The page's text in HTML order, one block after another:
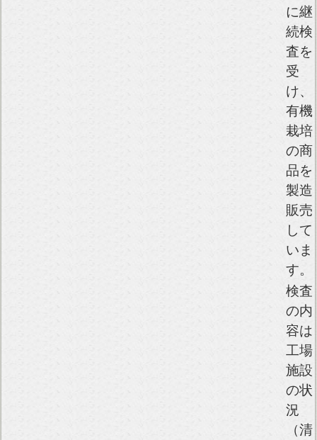
に継
続検
査を
受
け、
有機
栽培
の商
品を
製造
販売
して
いま
す。
検査
の内
容は
工場
施設
の状
況
（清